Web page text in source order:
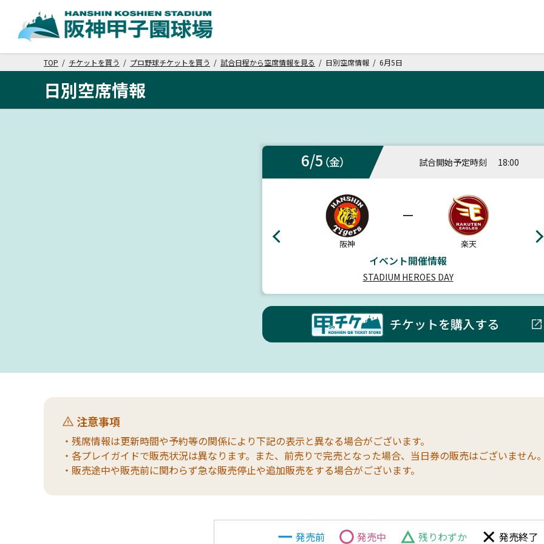
TOP / チケットを買う / プロ野球チケットを買う / 試合日程から空席情報を見る / 日別空席情報 / 6月5日
日別空席情報
6/5 （金） 試合開始予定時刻 18:00
阪神
ー
楽天
イベント開催情報
STADIUM HEROES DAY
チケットを購入する
注意事項
・残席情報は更新時間や予約等の関係により下記の表示と異なる場合がございます。
・各プレイガイドで販売状況は異なります。また、前売りで完売となった場合、当日券の販売はございません
・販売途中や販売前に関わらず急な販売停止や追加販売をする場合がございます。
発売前 発売中 残りわずか 発売終了